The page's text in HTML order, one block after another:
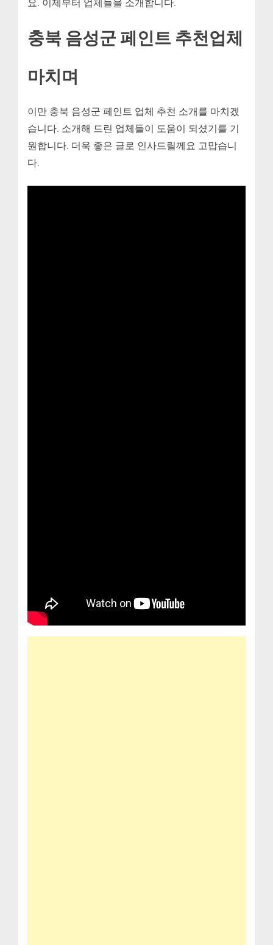
충북 음성군 페인트 추천업체
마치며
이만 충북 음성군 페인트 업체 추천 소개를 마치겠
습니다. 소개해 드린 업체들이 도움이 되셨기를 기
원합니다. 더욱 좋은 글로 인사드릴께요 고맙습니
다.